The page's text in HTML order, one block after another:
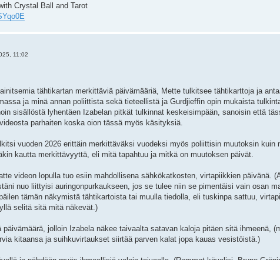
Crystal Ball and Tarot
11:02
tähtikartan merkittäviä päivämääriä, Mette tulkitsee tähtikarttoja ja
ja minä annan poliittista sekä tieteellistä ja Gurdjieffin opin mukaista
sisällöstä lyhentäen Izabelan pitkät tulkinnat keskeisimpään, sanoisin että
parhaiten koska oion tässä myös käsityksiä.
vuoden 2026 erittäin merkittäväksi vuodeksi myös poliittisin muutoksin kuin
kautta merkittävyyttä, eli mitä tapahtuu ja mitkä on muutoksen päivät.
videon lopulla tuo esiin mahdollisena sähkökatkosten, virtapiikkien päivänä.
nuo liittyisi auringonpurkaukseen, jos se tulee niin se pimentäisi vain osan
tämän näkymistä tähtikartoista tai muulla tiedolla, eli tuskinpa sattuu,
selitä sitä mitä näkevät.)
jolloin Izabela näkee taivaalta satavan kaloja pitäen sitä ihmeenä,
kitaansa ja suihkuvirtaukset siirtää parven kalat jopa kauas vesistöistä.)